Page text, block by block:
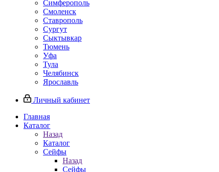
Симферополь
Смоленск
Ставрополь
Сургут
Сыктывкар
Тюмень
Уфа
Тула
Челябинск
Ярославль
Личный кабинет
Главная
Каталог
Назад
Каталог
Сейфы
Назад
Сейфы